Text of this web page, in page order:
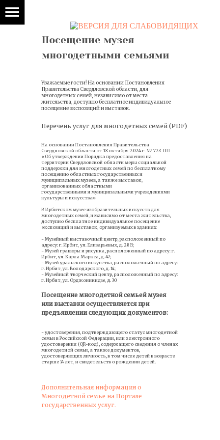
Посещение музея
многодетными семьями
Уважаемые гости! На основании Постановления
Правительства Свердловской области, для
многодетных семей, независимо от места
жительства, доступно бесплатное индивидуальное
посещение экспозиций и выставок.
Перечень услуг для многодетных семей (PDF)
На основании Постановления Правительства
Свердловской области от 18 октября 2024 г. № 723-ПП
«Об утверждении Порядка предоставления на
территории Свердловской области меры социальной
поддержки для многодетных семей по бесплатному
посещению областных государственных и
муниципальных музеев, а также выставок,
организованных областными
государственными и муниципальными учреждениями
культуры и искусства»
В Ирбитском музее изобразительных искусств для
многодетных семей, независимо от места жительства,
доступно бесплатное индивидуальное посещение
экспозиций и выставок, организуемых в зданиях:
- Музейный выставочный центр, расположенный по
адресу: г. Ирбит, ул. Елизарьевых, д. 28 В;
- Музей гравюры и рисунка, расположенный по адресу: г.
Ирбит, ул. Карла Маркса, д. 47;
- Музей уральского искусства, расположенный по адресу:
г. Ирбит, ул. Володарского, д. 14;
- Музейный творческий центр, расположенный по адресу:
г. Ирбит, ул. Орджоникидзе, д. 30
Посещение многодетной семьей музея
или выставки осуществляется при
предъявлении следующих документов:
- удостоверения, подтверждающего статус многодетной
семьи в Российской Федерации, или электронного
удостоверения (QR-код), содержащего сведения о членах
многодетной семьи, а также документов,
удостоверяющих личность, в том числе детей в возрасте
старше 14 лет, и свидетельств о рождении детей.
Дополнительная информация о
Многодетной семье на Портале
государственных услуг.